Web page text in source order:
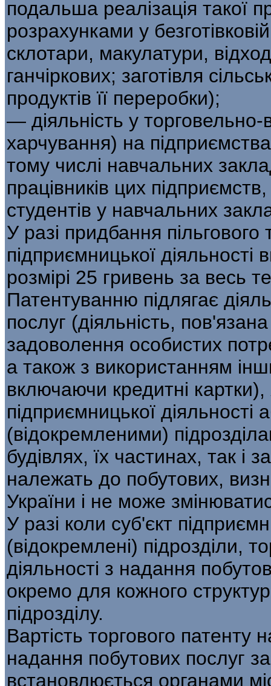
подальша реалізація такої
розрахунками у
склотари, макулатури,
ганчіркових; заготівля
продуктів її переробки);
— діяльність у
харчування) на
тому числі навчальних
працівників цих
студентів у навчальних
У разі придбання пільгового
підприємницької
розмірі 25 гривень за весь
Патентуванню підлягає
послуг (діяльність,
задоволення особистих
а також з використанням
включаючи кредитні
підприємницької діяльності
(відокремленими)
будівлях, їх частинах, так і
належать до побутових,
України і не може
У разі коли суб'єкт
(відокремлені) підрозділи,
діяльності з надання
окремо для кожного
підрозділу.
Вартість торгового патенту
надання побутових послуг
встановлюється органами